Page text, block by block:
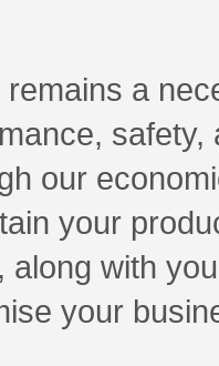
a
our
your
along with
your